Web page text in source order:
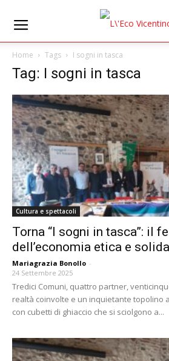
Home Tags I sogni in tasca
Tag: I sogni in tasca
Cultura e spettacoli
Torna “I sogni in tasca”: il
dell’economia etica e
Mariagrazia Bonollo -
24 Settembre 2025
Tredici Comuni, quattro partner,
realtà coinvolte e un inquietante topolino
con cubetti di ghiaccio che si sciolgono a...